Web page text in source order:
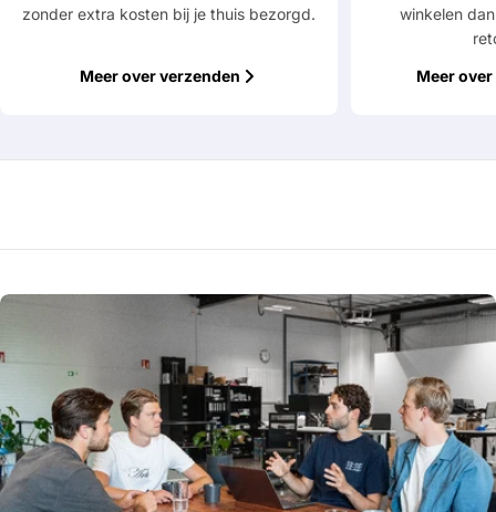
zonder extra kosten bij je thuis bezorgd.
Meer over verzenden
winkelen
Meer